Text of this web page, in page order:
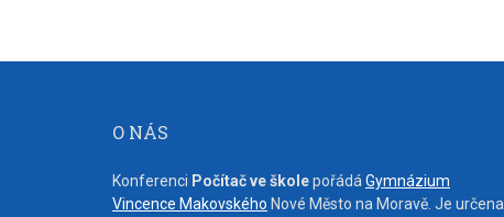
O NÁS
Konferenci Počítač ve školepořádá Gymnázium
Vincence Makovského Nové Město na Moravě. Je určena